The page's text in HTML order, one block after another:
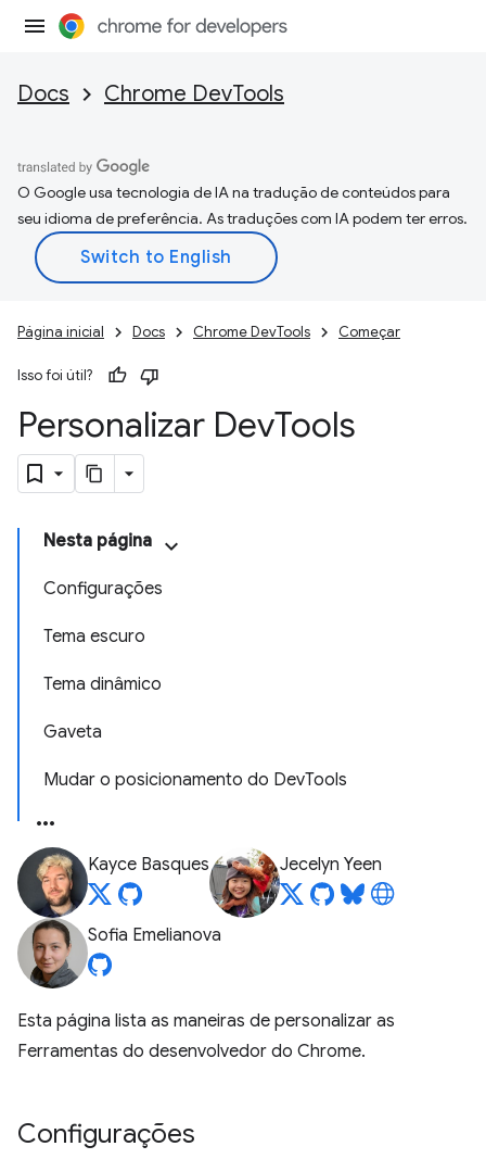
Docs Chrome DevTools
O Google usa tecnologia de IA na tradução de conteúdos para
seu idioma de preferência. As traduções com IA podem ter erros.
Página inicial Docs Chrome DevTools Começar
Isso foi útil?
Personalizar DevTools
Nesta página
Configurações
Tema escuro
Tema dinâmico
Gaveta
Mudar o posicionamento do DevTools
Kayce Basques Jecelyn Yeen
Sofia Emelianova
Esta página lista as maneiras de personalizar as
Ferramentas do desenvolvedor do Chrome.
Configurações